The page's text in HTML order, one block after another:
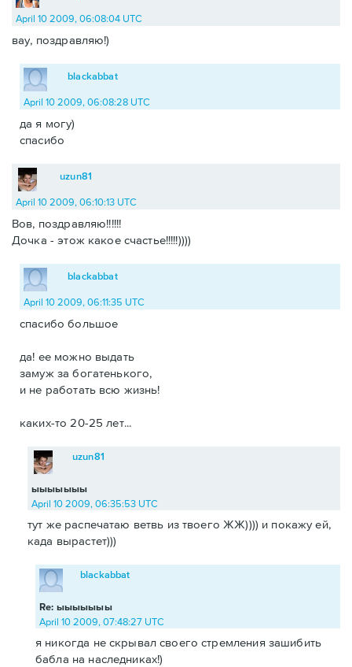
April 10 2009, 06:08:04 UTC
вау, поздравляю!)
blackabbat
April 10 2009, 06:08:28 UTC
да я могу)
спасибо
uzun81
April 10 2009, 06:10:13 UTC
Вов, поздравляю!!!!!!
Дочка - этож какое счастье!!!!!))))
blackabbat
April 10 2009, 06:11:35 UTC
спасибо большое
да! ее можно выдать
замуж за богатенького,
и не работать всю жизнь!
каких-то 20-25 лет...
ыыыыыыы
uzun81
April 10 2009, 06:35:53 UTC
тут же распечатаю ветвь из твоего ЖЖ)))) и покажу ей,
када вырастет)))
Re: ыыыыыыы
blackabbat
April 10 2009, 07:48:27 UTC
я никогда не скрывал своего стремления зашибить
бабла на наследниках!)